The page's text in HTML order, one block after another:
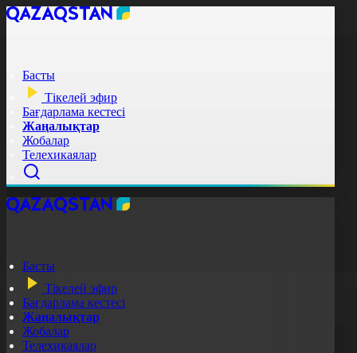
Басты
Тікелей эфир
Бағдарлама кестесі
Жаңалықтар
Жобалар
Телехикаялар
Басты
Тікелей эфир
Бағдарлама кестесі
Жаңалықтар
Жобалар
Телехикаялар